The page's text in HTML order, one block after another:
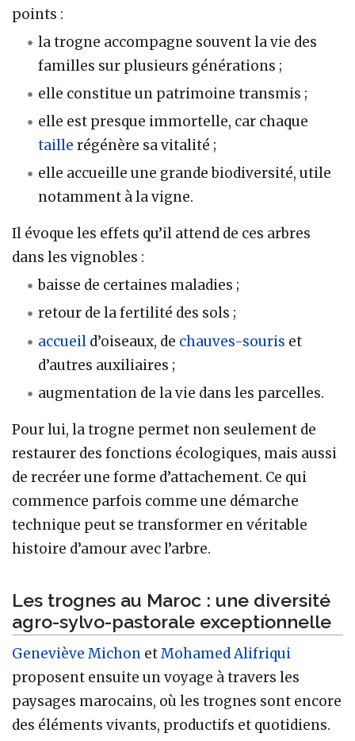
points :
la trogne accompagne souvent la vie des
familles sur plusieurs générations ;
elle constitue un patrimoine transmis ;
elle est presque immortelle, car chaque
taille régénère sa vitalité ;
elle accueille une grande biodiversité, utile
notamment à la vigne.
Il évoque les effets qu’il attend de ces arbres
dans les vignobles :
baisse de certaines maladies ;
retour de la fertilité des sols ;
accueil d’oiseaux, de chauves-souris et
d’autres auxiliaires ;
augmentation de la vie dans les parcelles.
Pour lui, la trogne permet non seulement de
restaurer des fonctions écologiques, mais aussi
de recréer une forme d’attachement. Ce qui
commence parfois comme une démarche
technique peut se transformer en véritable
histoire d’amour avec l’arbre.
Les trognes au Maroc : une diversité
agro-sylvo-pastorale exceptionnelle
Geneviève Michon etMohamed Alifriqui
proposent ensuite un voyage à travers les
paysages marocains, où les trognes sont encore
des éléments vivants, productifs et quotidiens.